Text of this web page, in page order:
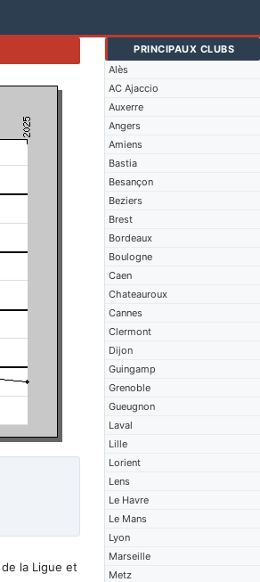
PRINCIPAUX CLUBS
Alès
AC Ajaccio
Auxerre
Angers
Amiens
Bastia
Besançon
Beziers
Brest
Bordeaux
Boulogne
Caen
Chateauroux
Cannes
Clermont
Dijon
Guingamp
Grenoble
Gueugnon
Laval
Lille
Lorient
Lens
Le Havre
Le Mans
Lyon
Marseille
Metz
la Ligue et